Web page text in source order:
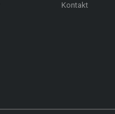
Kontakt